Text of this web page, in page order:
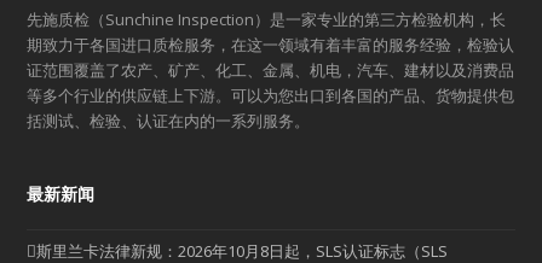
先施质检（Sunchine Inspection）是一家专业的第三方检验机构，长
期致力于各国进口质检服务，在这一领域有着丰富的服务经验，检验认
证范围覆盖了农产、矿产、化工、金属、机电，汽车、建材以及消费品
等多个行业的供应链上下游。可以为您出口到各国的产品、货物提供包
括测试、检验、认证在内的一系列服务。
最新新闻
斯里兰卡法律新规：2026年10月8日起，SLS认证标志（SLS